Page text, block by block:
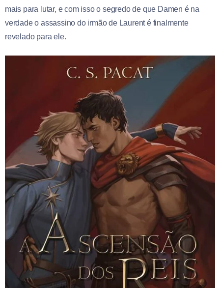
mais para lutar, e com isso o segredo de que Damen é na
verdade o assassino do irmão de Laurent é finalmente
revelado para ele.